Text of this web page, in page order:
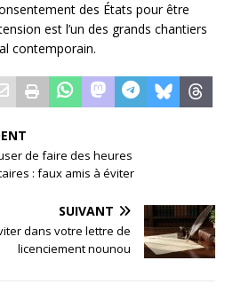
des États pour être
est l’un des grands chantiers
contemporain.
de faire des heures
: faux amis à éviter
SUIVANT
dans votre lettre de
licenciement nounou